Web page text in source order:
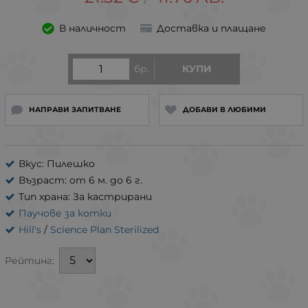
В наличност Доставка и плащане
бр. КУПИ
НАПРАВИ ЗАПИТВАНЕ ДОБАВИ В ЛЮБИМИ
Вкус: Пилешко
Възраст: от 6 м. до 6 г.
Тип храна: За кастрирани
Паучове за котки
Hill's / Science Plan Sterilized
Рейтинг: